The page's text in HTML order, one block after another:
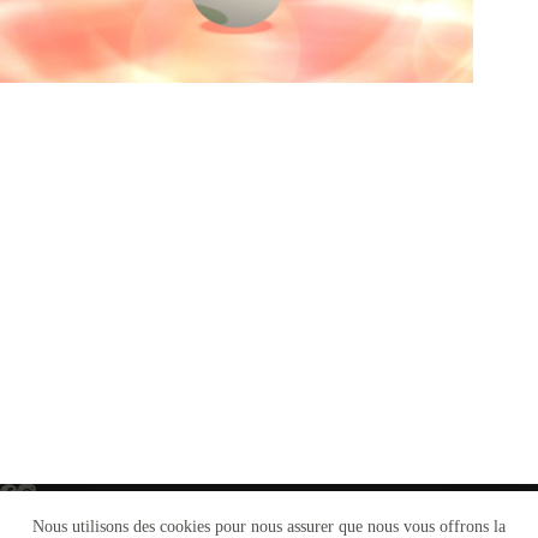
Nous utilisons des cookies pour nous assurer que nous vous offrons la